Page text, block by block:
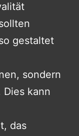
gestaltet
sondern
Dies kann
das